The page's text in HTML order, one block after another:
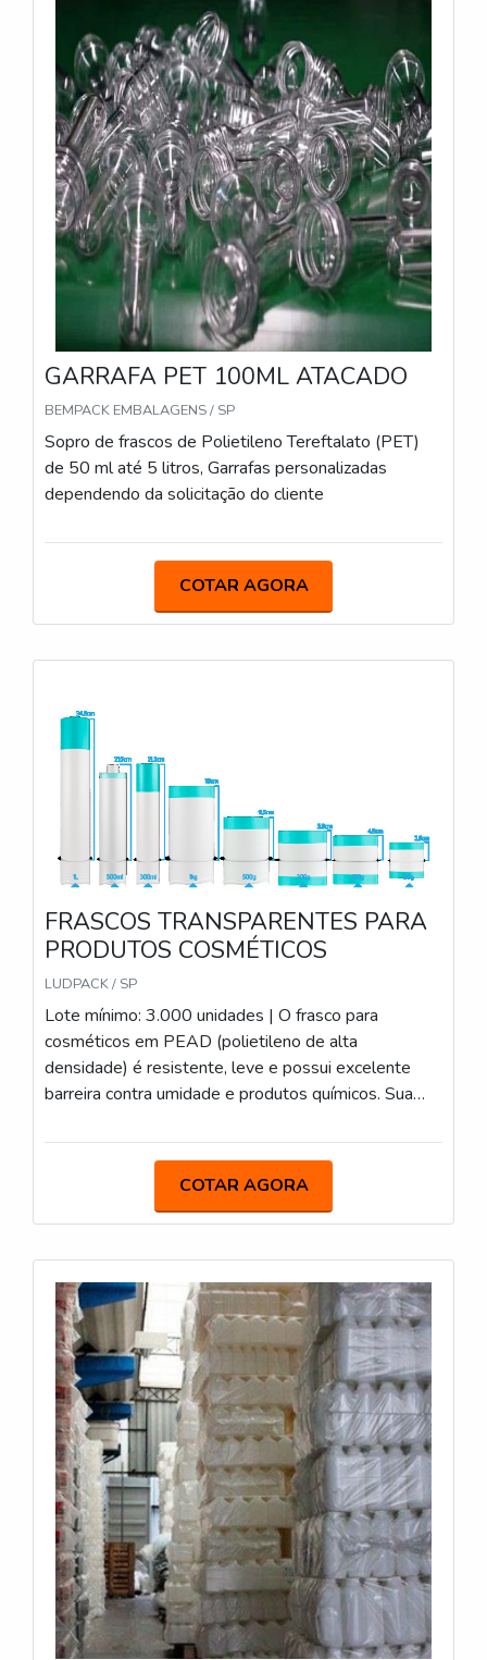
GARRAFA PET 100ML ATACADO
BEMPACK EMBALAGENS / SP
Sopro de frascos de Polietileno Tereftalato (PET)
de 50 ml até 5 litros, Garrafas personalizadas
dependendo da solicitação do cliente
COTAR AGORA
FRASCOS TRANSPARENTES PARA
PRODUTOS COSMÉTICOS
LUDPACK / SP
Lote mínimo: 3.000 unidades | O frasco para
cosméticos em PEAD (polietileno de alta
densidade) é resistente, leve e possui excelente
barreira contra umidade e produtos químicos. Sua
no armazenamento de cremes, loções e géis, sendo
válvulas. Possuímos diversos modelos.
COTAR AGORA